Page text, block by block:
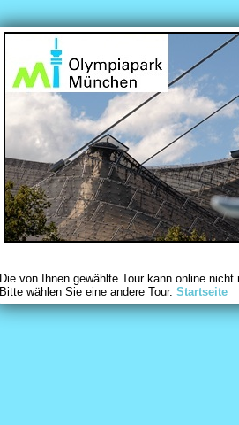
Die von Ihnen gewählte Tour kann online nicht
Bitte wählen Sie eine andere Tour. Startseite